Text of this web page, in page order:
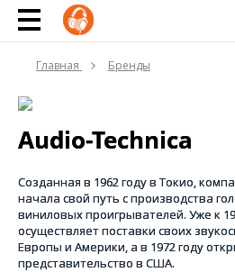
Имя
Телефон
Главная Бренды
Audio-Technica
Созданная в 1962 году в Токио,
начала свой путь с производства
виниловых проигрывателей. Уже к
осуществляет поставки своих
Европы и Америки, а в 1972 году
представительство в США.